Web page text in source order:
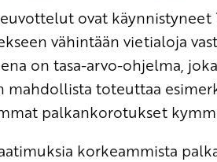
ovat käynnistyneet
vähintään vietialoja
on tasa-arvo-ohjelma,
mahdollista toteuttaa
palkankorotukset
korkeammista